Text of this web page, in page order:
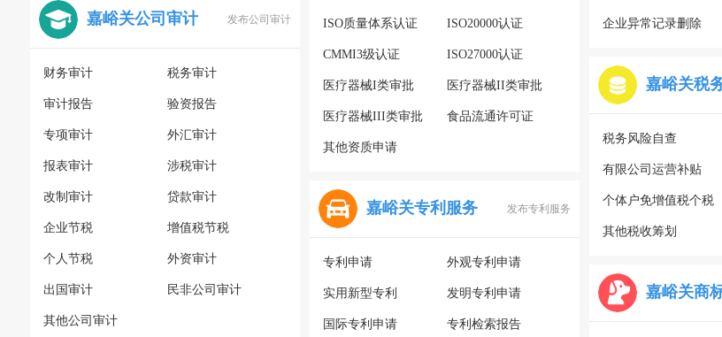
嘉峪关公司审计 发布公司审计
财务审计 税务审计
审计报告 验资报告
专项审计 外汇审计
报表审计 涉税审计
改制审计 贷款审计
企业节税 增值税节税
个人节税 外资审计
出国审计 民非公司审计
其他公司审计
ISO质量体系认证 ISO20000认证
CMMI3级认证 ISO27000认证
医疗器械I类审批 医疗器械II类审批
医疗器械III类审批 食品流通许可证
其他资质申请
嘉峪关专利服务 发布专利服务
专利申请 外观专利申请
实用新型专利 发明专利申请
国际专利申请 专利检索报告
企业异常记录删除
嘉峪关税
税务风险自查
有限公司运营补贴
个体户免增值税个税
其他税收筹划
嘉峪关商